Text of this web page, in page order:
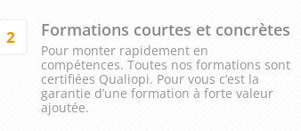
2 Formations courtes et concrètes
Pour monter rapidement en
compétences. Toutes nos formations sont
certifiées Qualiopi. Pour vous c’est la
garantie d’une formation à forte valeur
ajoutée.